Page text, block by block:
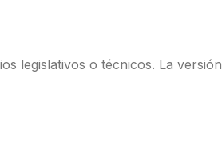
legislativos o técnicos. La versión